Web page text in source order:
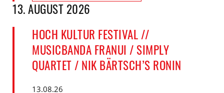
13. AUGUST 2026
HOCH KULTUR FESTIVAL //
MUSICBANDA FRANUI / SIMPLY
QUARTET / NIK BÄRTSCH’S RONIN
13.08.26